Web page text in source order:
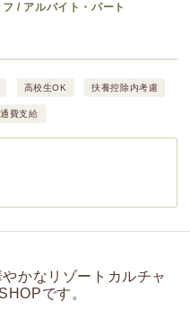
/ アルバイト・パート
高校生OK 扶養控除内考慮
費支給
かなリゾートカルチャ
です。